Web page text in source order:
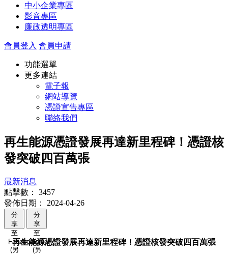
中小企業專區
影音專區
廉政透明專區
會員登入 會員申請
功能選單
更多連結
電子報
網站導覽
憑證宣告專區
聯絡我們
再生能源憑證發展再達新里程碑！憑證核
發突破四百萬張
最新消息
點擊數：
3457
發佈日期：
2024-04-26
分
享
至
Facebook
(另
分
享
至
Twitter
(另
再生能源憑證發展再達新里程碑！憑證核發突破四百萬張